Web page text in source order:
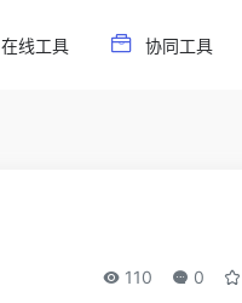
在线工具 协同工具
110 0